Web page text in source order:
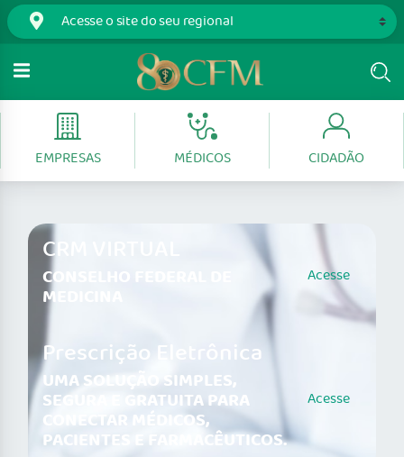
EMPRESAS MÉDICOS CIDADÃO
CRM VIRTUAL
CONSELHO FEDERAL DE
MEDICINA
Acesse
Prescrição Eletrônica
UMA SOLUÇÃO SIMPLES,
SEGURA E GRATUITA PARA
CONECTAR MÉDICOS,
PACIENTES E FARMACÊUTICOS.
Acesse